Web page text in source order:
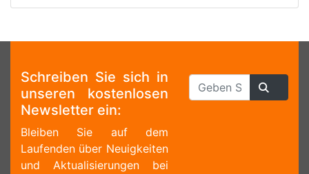
Schreiben Sie sich in
unseren kostenlosen
Newsletter ein:
Bleiben Sie auf dem
Laufenden über Neuigkeiten
und Aktualisierungen bei